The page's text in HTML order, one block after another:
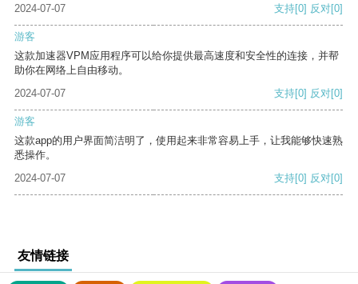
2024-07-07
支持[0] 反对[0]
游客
这款加速器VPM应用程序可以给你提供最高速度和安全性的连接，并帮
助你在网络上自由移动。
2024-07-07
支持[0] 反对[0]
游客
这款app的用户界面简洁明了，使用起来非常容易上手，让我能够快速熟
悉操作。
2024-07-07
支持[0] 反对[0]
友情链接